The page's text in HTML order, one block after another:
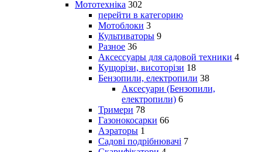
Мототехніка 302
перейти в категорию
Мотоблоки 3
Культиваторы 9
Разное 36
Аксессуары для садовой техники 4
Кущорізи, висоторізи 18
Бензопили, електропили 38
Аксесуари (Бензопили,
електропили) 6
Тримери 78
Газонокосарки 66
Аэраторы 1
Садові подрібнювачі 7